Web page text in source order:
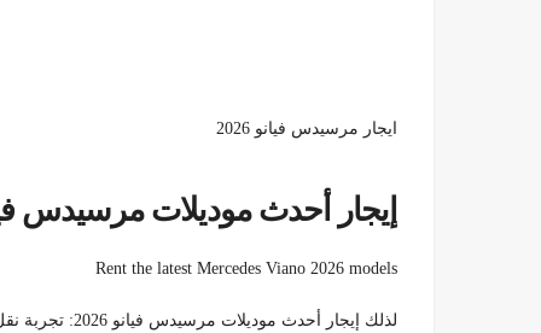
ايجار مرسيدس فيانو 2026
إيجار أحدث موديلات مرسيدس فيانو
Rent the latest Mercedes Viano 2026 models
لذلك إيجار أحدث موديلات مرسيدس فيانو 2026: تجربة نقل تعيد تعريف الفخامة01100092199